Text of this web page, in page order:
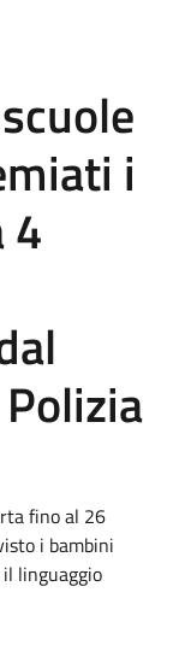
i
4
fino al 26
i bambini
linguaggio